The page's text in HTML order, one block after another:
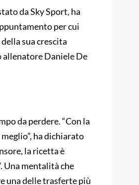
da Sky Sport, ha
per cui
sua crescita
allenatore Daniele De
da perdere. “Con la
ha dichiarato
la ricetta è
Una mentalità che
una delle trasferte più